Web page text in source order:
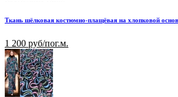
Ткань шёлковая костюмно-плащёвая на хлопковой
1 200 руб/пог.м.